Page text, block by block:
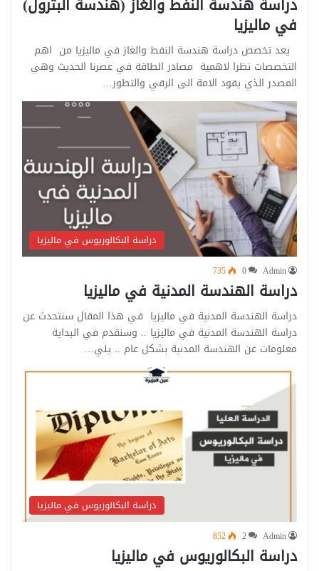
في ماليزيا
يعد تخصص دراسة هندسة النفط والغاز في ماليزيا من اهم
التخصصات نظرا لاهمية مصادر الطاقة في عصرنا الحديث وهي
المصدر الذي يقود الامة الى الرقي والتطور…
دراسة البكالوريوس في ماليزيا
Admin
0
735
دراسة الهندسة المدنية في ماليزيا
دراسة الهندسة المدنية في ماليزيا في هذا المقال سنتحدث عن
دراسة الهندسة المدنية في ماليزيا .. وسنقدم في البداية
معلومات عن الهندسة المدنية بشكل عام .. يلي…
دراسة البكالوريوس في ماليزيا
Admin
2
852
دراسة البكالوريوس في ماليزيا